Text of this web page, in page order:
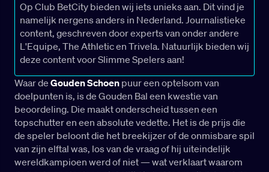
Op Club BetCity bieden wij iets unieks aan. Dit vind je
namelijk nergens anders in Nederland. Journalistieke
content, geschreven door experts van onder andere
L'Equipe, The Athletic en Trivela. Natuurlijk bieden wij
deze content voor Slimme Spelers aan!
Waar de Gouden Schoen puur een optelsom van
doelpunten is, is de Gouden Bal een kwestie van
beoordeling. Die maakt onderscheid tussen een
topschutter en een absolute vedette. Het is de prijs die
de speler beloont die het breekijzer of de onmisbare spil
van zijn elftal was, los van de vraag of hij uiteindelijk
wereldkampioen werd of niet — wat verklaart waarom